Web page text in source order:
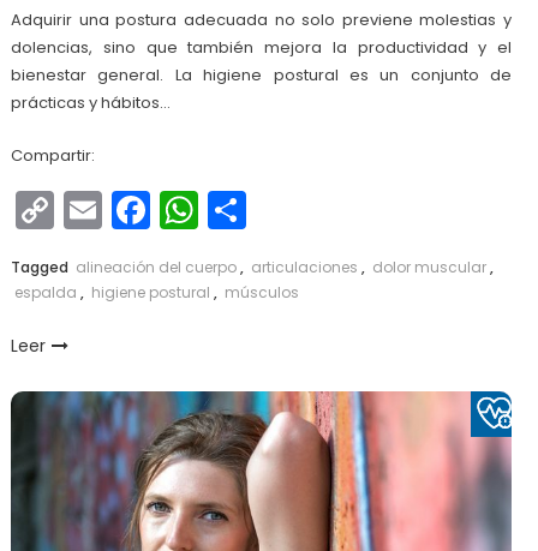
Adquirir una postura adecuada no solo previene molestias y
dolencias, sino que también mejora la productividad y el
bienestar general. La higiene postural es un conjunto de
prácticas y hábitos…
Compartir:
Copy
Link
EmailFacebook
WhatsApp
Compartir
Tagged alineación del cuerpo, articulaciones , dolor muscular,
espalda , higiene postural , músculos
Leer